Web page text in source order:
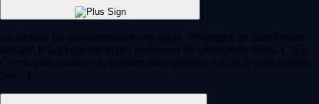
La sécurité est essentielle pour vos actifs. Privilégiez les plateformes
utilisant le cold storage et des protocoles de vérification stricts. L'app
Crypto.com priorise ces mesures pour protéger l'accès à votre compte
24h/24.